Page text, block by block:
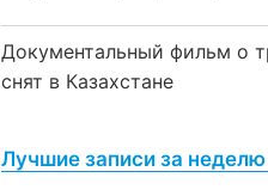
Документальный фильм о
снят в Казахстане
Лучшие записи за неделю